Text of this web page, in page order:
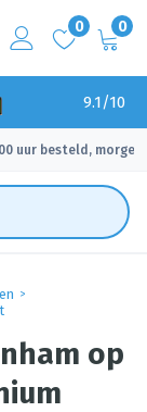
0 0
9.1/10
uur besteld, morgen
op